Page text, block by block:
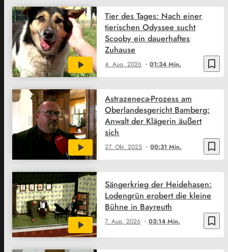
bookmark_border
4. Aug. 2026 01:34 Min.
Tier des Tages: Nach einer
tierischen Odyssee sucht
Scooby ein dauerhaftes
Zuhause
bookmark_border
27. Okt. 2025 00:31 Min.
Astrazeneca-Prozess am
Oberlandesgericht Bamberg:
Anwalt der Klägerin äußert
sich
bookmark_border
7. Aug. 2026 03:14 Min.
Sängerkrieg der Heidehasen:
Lodengrün erobert die kleine
Bühne in Bayreuth